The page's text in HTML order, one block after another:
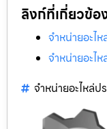
ลิงก์ที่เกี่ยวข้อ
จำหน่ายอะไ
จำหน่ายอะไ
จำหน่ายอะไหล่ป